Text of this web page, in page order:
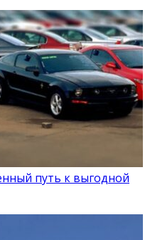
путь к выгодной